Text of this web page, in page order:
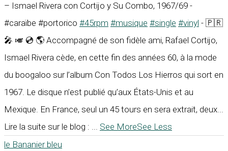
– Ismael Rivera con Cortijo y Su Combo, 1967/69 -
#caraïbe #portorico #45rpm #musique #single #vinyl - 🇵🇷
🎤 🎺 💿 🌎 Accompagné de son fidèle ami, Rafael Cortijo,
Ismael Rivera cède, en cette fin des années 60, à la mode
du boogaloo sur l’album Con Todos Los Hierros qui sort en
1967. Le disque n’est publié qu’aux États-Unis et au
Mexique. En France, seul un 45 tours en sera extrait, deux...
Lire la suite sur le blog : ... See MoreSee Less
le Bananier bleu